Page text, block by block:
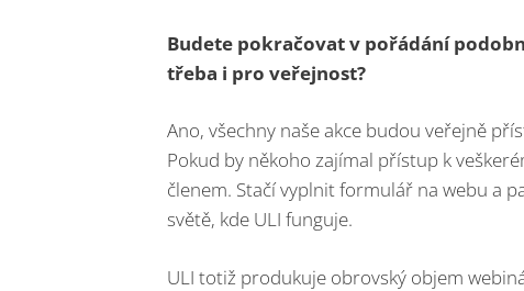
Budete pokračovat v pořádání
třeba i pro veřejnost?
Ano, všechny naše akce budou veřejně
Pokud by někoho zajímal přístup k
členem. Stačí vyplnit formulář na webu a
světě, kde ULI funguje.
ULI totiž produkuje obrovský objem